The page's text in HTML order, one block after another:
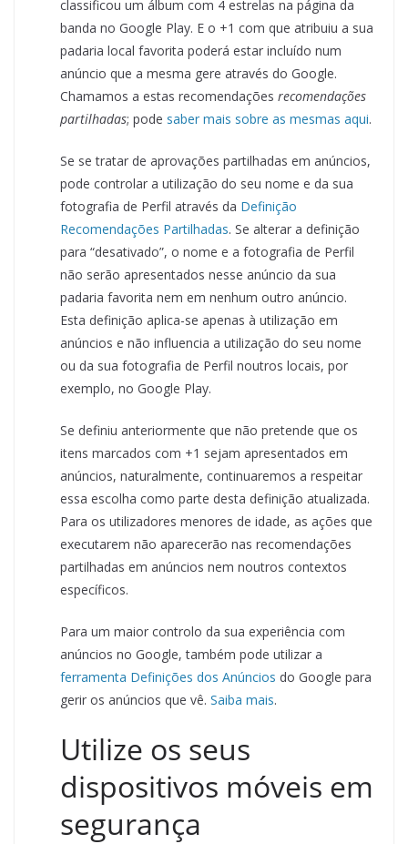
classificou um álbum com 4 estrelas na página da
banda no Google Play. E o +1 com que atribuiu a sua
padaria local favorita poderá estar incluído num
anúncio que a mesma gere através do Google.
Chamamos a estas recomendações recomendações
partilhadas; pode saber mais sobre as mesmas aqui.
Se se tratar de aprovações partilhadas em anúncios,
pode controlar a utilização do seu nome e da sua
fotografia de Perfil através da Definição
Recomendações Partilhadas. Se alterar a definição
para “desativado”, o nome e a fotografia de Perfil
não serão apresentados nesse anúncio da sua
padaria favorita nem em nenhum outro anúncio.
Esta definição aplica-se apenas à utilização em
anúncios e não influencia a utilização do seu nome
ou da sua fotografia de Perfil noutros locais, por
exemplo, no Google Play.
Se definiu anteriormente que não pretende que os
itens marcados com +1 sejam apresentados em
anúncios, naturalmente, continuaremos a respeitar
essa escolha como parte desta definição atualizada.
Para os utilizadores menores de idade, as ações que
executarem não aparecerão nas recomendações
partilhadas em anúncios nem noutros contextos
específicos.
Para um maior controlo da sua experiência com
anúncios no Google, também pode utilizar a
ferramenta Definições dos Anúncios do Google para
gerir os anúncios que vê. Saiba mais.
Utilize os seus
dispositivos móveis em
segurança